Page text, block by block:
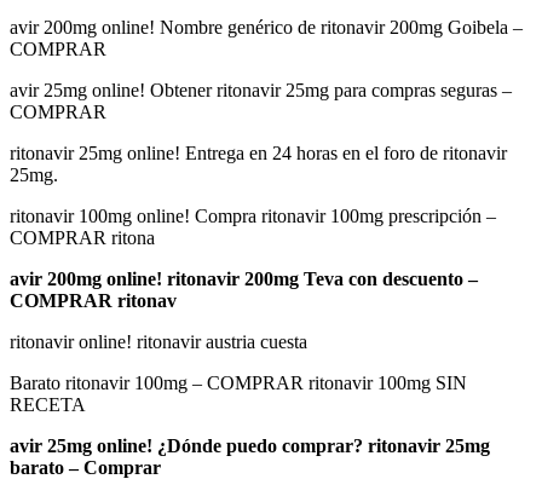
avir 200mg online! Nombre genérico de ritonavir 200mg Goibela –
COMPRAR
avir 25mg online! Obtener ritonavir 25mg para compras seguras –
COMPRAR
ritonavir 25mg online! Entrega en 24 horas en el foro de ritonavir
25mg.
ritonavir 100mg online! Compra ritonavir 100mg prescripción –
COMPRAR ritona
avir 200mg online! ritonavir 200mg Teva con descuento –
COMPRAR ritonav
ritonavir online! ritonavir austria cuesta
Barato ritonavir 100mg – COMPRAR ritonavir 100mg SIN
RECETA
avir 25mg online! ¿Dónde puedo comprar? ritonavir 25mg
barato – Comprar